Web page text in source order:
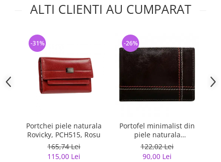
ALTI CLIENTI AU CUMPARAT
Portchei piele naturala
Rovicky, PCH515, Rosu
165,74 Lei
115,00 Lei
-31%
Portofel minimalist din
piele naturala
PORMG047
122,02 Lei
90,00 Lei
-26%